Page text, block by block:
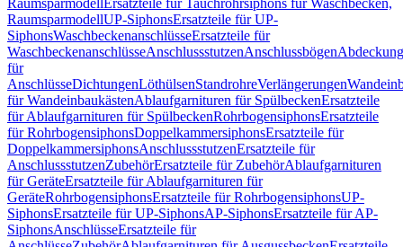
RaumsparmodellErsatzteile für Tauchrohrsiphons für Waschbecken,
RaumsparmodellUP-SiphonsErsatzteile für UP-
SiphonsWaschbeckenanschlüsseErsatzteile für
WaschbeckenanschlüsseAnschlussstutzenAnschlussbögen
für
AnschlüsseDichtungenLöthülsenStandrohreVerlängerungen
für WandeinbaukästenAblaufgarnituren für SpülbeckenErsatzteile
für Ablaufgarnituren für SpülbeckenRohrbogensiphonsErsatzteile
für RohrbogensiphonsDoppelkammersiphonsErsatzteile für
DoppelkammersiphonsAnschlussstutzenErsatzteile für
AnschlussstutzenZubehörErsatzteile für ZubehörAblaufgarnituren
für GeräteErsatzteile für Ablaufgarnituren für
GeräteRohrbogensiphonsErsatzteile für RohrbogensiphonsUP-
SiphonsErsatzteile für UP-SiphonsAP-SiphonsErsatzteile für AP-
SiphonsAnschlüsseErsatzteile für